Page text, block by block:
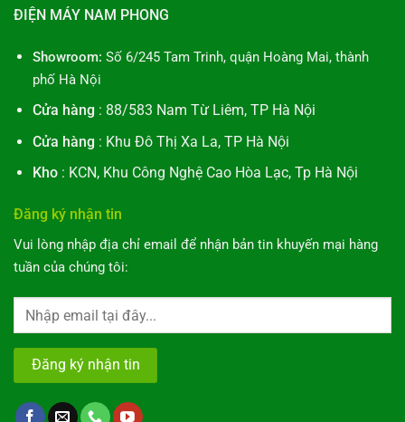
ĐIỆN MÁY NAM PHONG
Showroom: Số 6/245 Tam Trinh, quận Hoàng Mai, thành
phố Hà Nội
Cửa hàng : 88/583 Nam Từ Liêm, TP Hà Nội
Cửa hàng : Khu Đô Thị Xa La, TP Hà Nội
Kho: KCN, Khu Công Nghệ Cao Hòa Lạc, Tp Hà Nội
Đăng ký nhận tin
Vui lòng nhập địa chỉ email để nhận bản tin khuyến mại hàng
tuần của chúng tôi: